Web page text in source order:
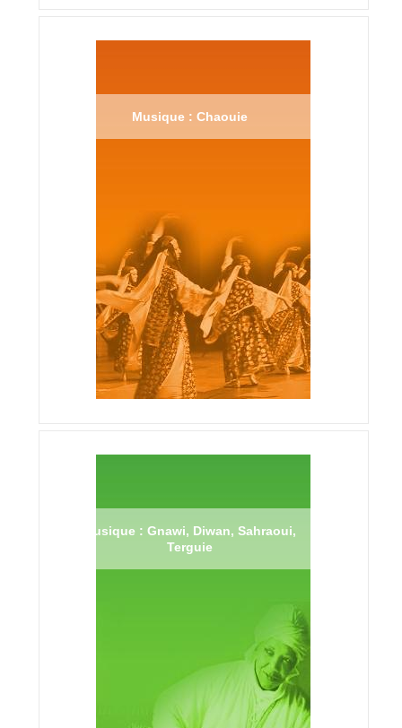
Musique : Chaouie
Musique : Gnawi, Diwan, Sahraoui,
Terguie